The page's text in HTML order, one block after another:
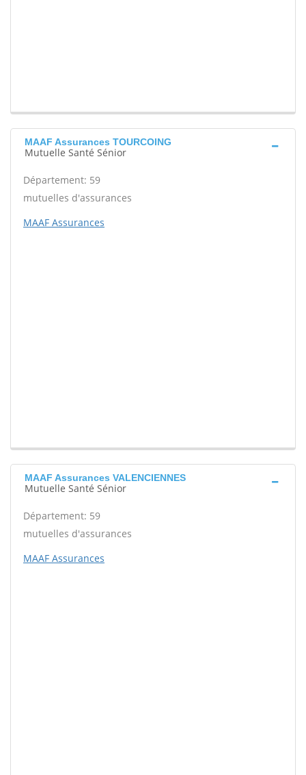
MAAF Assurances TOURCOING
Mutuelle Santé Sénior
Département: 59
mutuelles d'assurances
MAAF Assurances
MAAF Assurances VALENCIENNES
Mutuelle Santé Sénior
Département: 59
mutuelles d'assurances
MAAF Assurances